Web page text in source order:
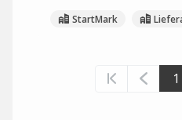
StartMark
1